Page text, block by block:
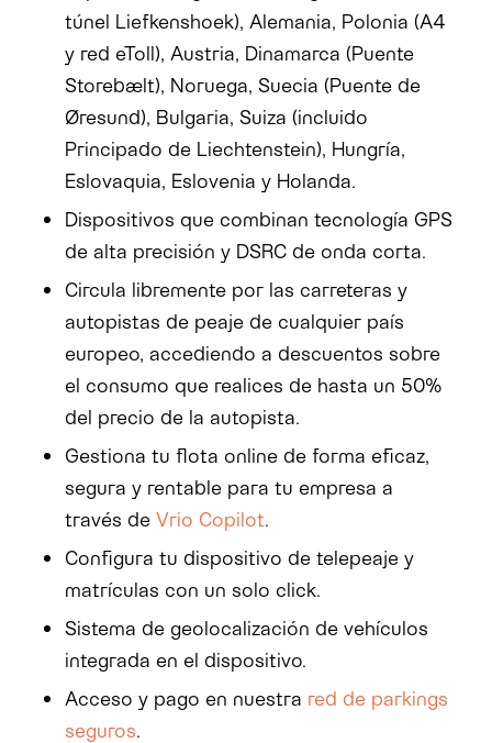
túnel Liefkenshoek), Alemania, Polonia (A4
y red eToll), Austria, Dinamarca (Puente
Storebælt), Noruega, Suecia (Puente de
Øresund), Bulgaria, Suiza (incluido
Principado de Liechtenstein), Hungría,
Eslovaquia, Eslovenia y Holanda.
Dispositivos que combinan tecnología GPS
de alta precisión y DSRC de onda corta.
Circula libremente por las carreteras y
autopistas de peaje de cualquier país
europeo, accediendo a descuentos sobre
el consumo que realices de hasta un 50%
del precio de la autopista.
Gestiona tu flota online de forma eficaz,
segura y rentable para tu empresa a
través de Vrio Copilot.
Configura tu dispositivo de telepeaje y
matrículas con un solo click.
Sistema de geolocalización de vehículos
integrada en el dispositivo.
Acceso y pago en nuestra red de parkings
seguros.